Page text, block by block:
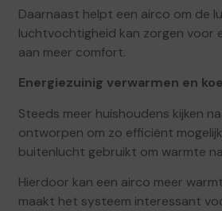
Daarnaast helpt een airco om de
luchtvochtigheid kan zorgen voor
aan meer comfort.
Energiezuinig verwarmen en
Steeds meer huishoudens kijken
ontworpen om zo efficiënt
buitenlucht gebruikt om warmte
Hierdoor kan een airco meer
maakt het systeem interessant